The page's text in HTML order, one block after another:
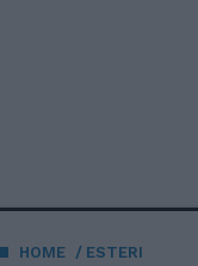
HOME ESTERI